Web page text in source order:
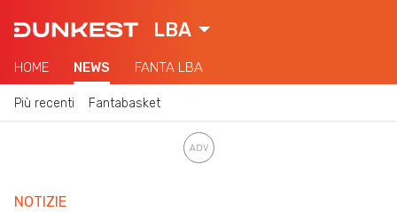
LBA
HOME NEWS FANTA LBA
Più recenti Fantabasket
NOTIZIE